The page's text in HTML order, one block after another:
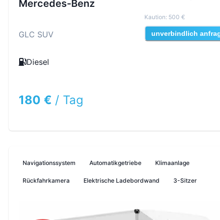
Mercedes-Benz
GLC SUV
Diesel
180 € / Tag
Kaution: 500 €
unverbindlich
Navigationssystem Automatikgetriebe Klimaanlage
Rückfahrkamera Elektrische Ladebordwand 3-Sitzer